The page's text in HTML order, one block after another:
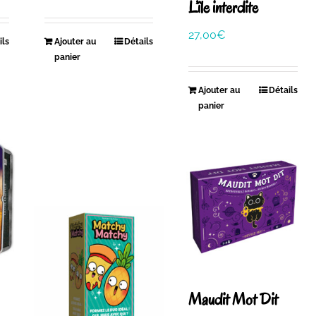
Ajouter au
panier
Détails
L’île interdite
27,00€
Ajouter au
panier
Détails
Maudit Mot Dit